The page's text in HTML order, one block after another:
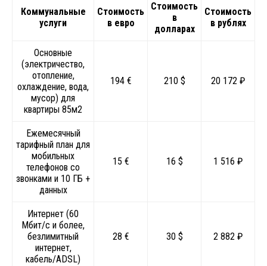
Коммунальные
услуги
Стоимость
в евро
Стоимость
в
долларах
Стоимость
в рублях
Основные
(электричество,
отопление,
охлаждение, вода,
мусор) для
квартиры 85м2
194 € 210 $ 20 172 ₽
Ежемесячный
тарифный план для
мобильных
телефонов со
звонками и 10 ГБ +
данных
15 € 16 $ 1 516 ₽
Интернет (60
Мбит/с и более,
безлимитный
интернет,
кабель/ADSL)
28 € 30 $ 2 882 ₽